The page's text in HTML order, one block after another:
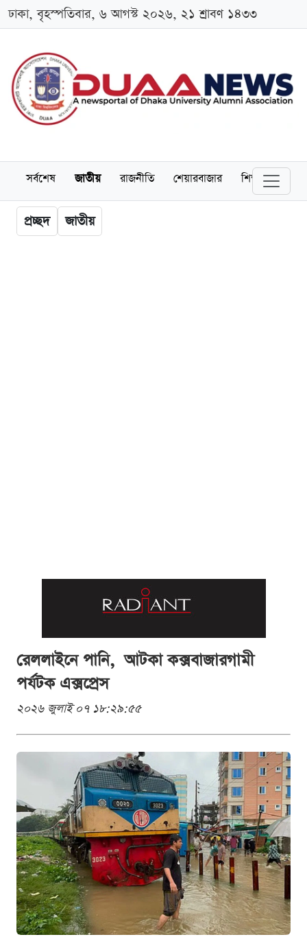
ঢাকা, বৃহস্পতিবার, ৬ আগস্ট ২০২৬, ২১ শ্রাবণ ১৪৩৩
সর্বশেষ জাতীয় রাজনীতি শেয়ারবাজার শিক্ষা
প্রচ্ছদ জাতীয়
রেললাইনে পানি, আটকা কক্সবাজারগামী
পর্যটক এক্সপ্রেস
২০২৬ জুলাই ০৭ ১৮:২৯:৫৫